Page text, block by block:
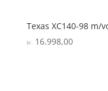
Texas XC140-98 m/
kr. 16.998,00